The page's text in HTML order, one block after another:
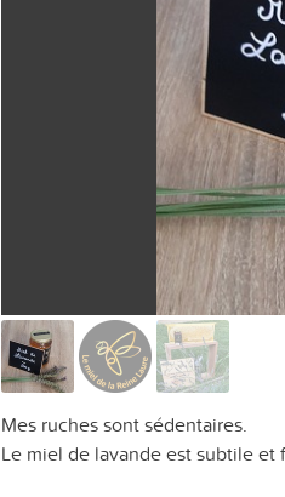
Mes ruches sont sédentaires.
Le miel de lavande est subtile et